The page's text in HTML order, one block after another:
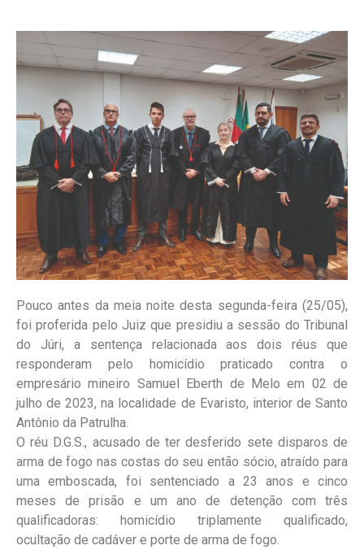
Pouco antes da meia noite desta segunda-feira (25/05),
foi proferida pelo Juiz que presidiu a sessão do Tribunal
do Júri, a sentença relacionada aos dois réus que
responderam pelo homicídio praticado contra o
empresário mineiro Samuel Eberth de Melo em 02 de
julho de 2023, na localidade de Evaristo, interior de Santo
Antônio da Patrulha.
O réu D.G.S., acusado de ter desferido sete disparos de
arma de fogo nas costas do seu então sócio, atraído para
uma emboscada, foi sentenciado a 23 anos e cinco
meses de prisão e um ano de detenção com três
qualificadoras: homicídio triplamente qualificado,
ocultação de cadáver e porte de arma de fogo.